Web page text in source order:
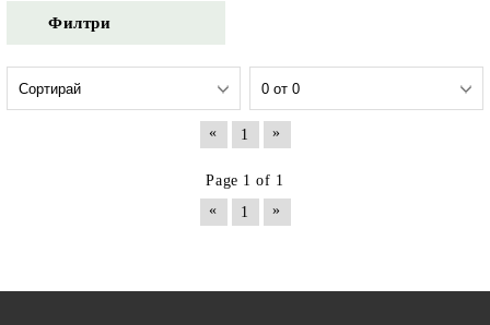
Филтри
« 1 »
Page 1 of 1
«
1 »